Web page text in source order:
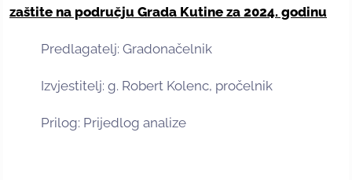
zaštite na području Grada Kutine za 2024. godinu
Predlagatelj: Gradonačelnik
Izvjestitelj: g. Robert Kolenc, pročelnik
Prilog: Prijedlog analize